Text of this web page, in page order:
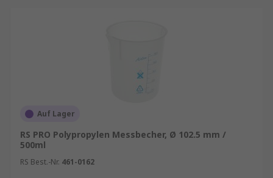
Auf Lager
RS PRO Polypropylen Messbecher, Ø 102.5 mm /
500ml
RS Best.-Nr. 461-0162